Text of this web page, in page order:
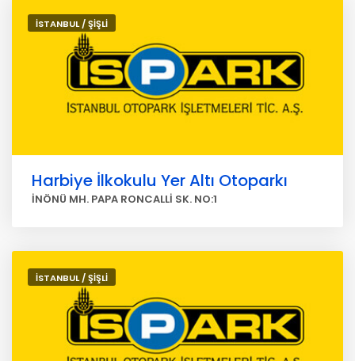
İSTANBUL / ŞİŞLİ
Harbiye İlkokulu Yer Altı Otoparkı
İNÖNÜ MH. PAPA RONCALLİ SK. NO:1
İSTANBUL / ŞİŞLİ